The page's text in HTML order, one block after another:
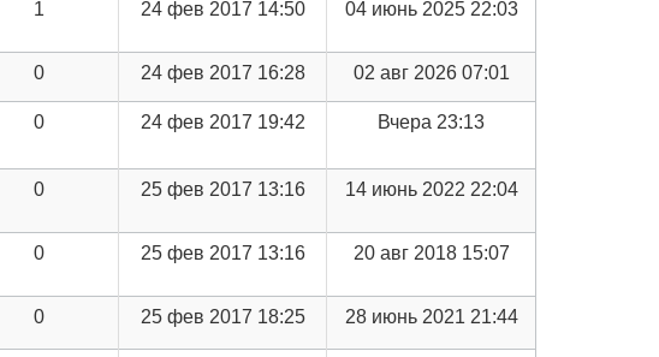
1 24 фев 2017 14:50 04 июнь 2025 22:03
0 24 фев 2017 16:28 02 авг 2026 07:01
0 24 фев 2017 19:42 Вчера 23:13
0 25 фев 2017 13:16 14 июнь 2022 22:04
0 25 фев 2017 13:16 20 авг 2018 15:07
0 25 фев 2017 18:25 28 июнь 2021 21:44